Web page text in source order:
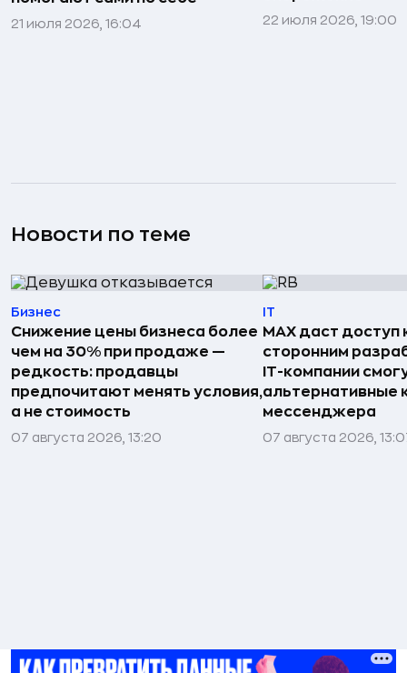
21 июля 2026, 16:04 22 июля 2026, 19:00
Новости по теме
Бизнес
Снижение цены бизнеса более
чем на 30% при продаже —
редкость: продавцы
предпочитают менять условия,
а не стоимость
07 августа 2026, 13:20
IT
MAX даст доступ
сторонним
IT-компании
альтернативные
мессенджера
07 августа 2026,